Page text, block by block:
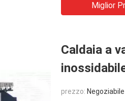
Miglior
Caldaia a
prezzo: Negoziabile